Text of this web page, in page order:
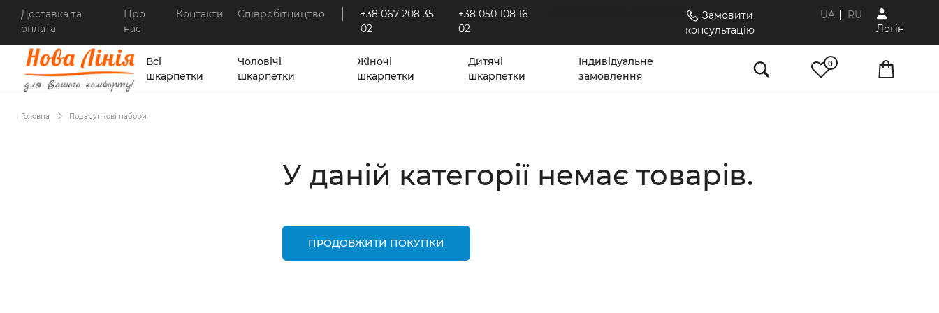
Доставка та
оплата
Про
нас
Контакти Співробітництво
+38 067 208 35
02
+38 050 108 16
02
Замовити
консультацію
UA
RU
Логiн
Всі
шкарпетки
Чоловічі
шкарпетки
Жіночі
шкарпетки
Дитячі
шкарпетки
Індивідуальне
замовлення
0
Головна Подарункові набори
У даній категорії немає товарів.
ПРОДОВЖИТИ ПОКУПКИ